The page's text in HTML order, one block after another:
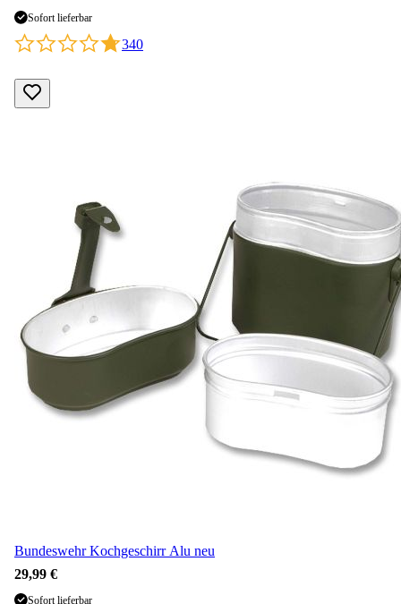
Sofort lieferbar
340
Bundeswehr Kochgeschirr Alu neu
29,99 €
Sofort lieferbar